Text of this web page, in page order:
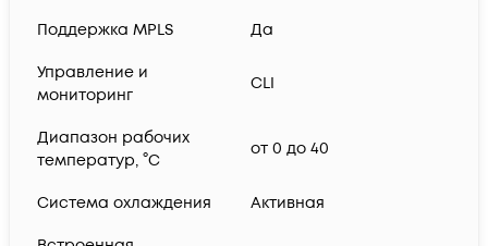
Поддержка MPLS Да
Управление и
мониторинг
CLI
Диапазон рабочих
температур, °C
от 0 до 40
Система охлаждения Активная